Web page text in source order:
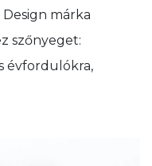
márka
szőnyeget:
évfordulókra,